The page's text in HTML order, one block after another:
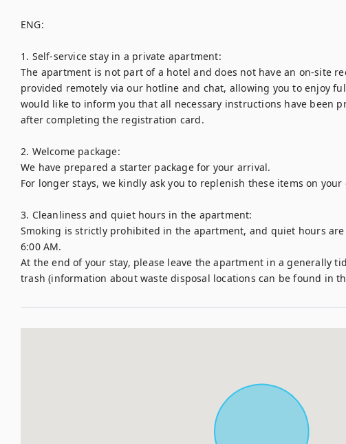
ENG:
1. Self-service stay in a private apartment:
The apartment is not part of a hotel and does not have an on-site
provided remotely via our hotline and chat, allowing you to enjoy
would like to inform you that all necessary instructions have been
after completing the registration card.
2. Welcome package:
We have prepared a starter package for your arrival.
For longer stays, we kindly ask you to replenish these items on
3. Cleanliness and quiet hours in the apartment:
Smoking is strictly prohibited in the apartment, and quiet hours are
6:00 AM.
At the end of your stay, please leave the apartment in a generally
trash (information about waste disposal locations can be found in